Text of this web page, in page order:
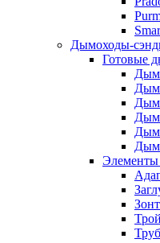
Дымоходы-
Готовые
Элементы